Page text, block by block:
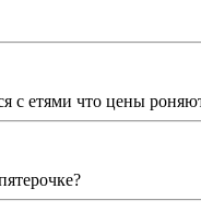
с етями что цены